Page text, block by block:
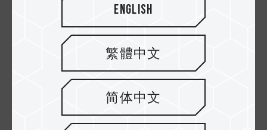
English
繁體中文
简体中文